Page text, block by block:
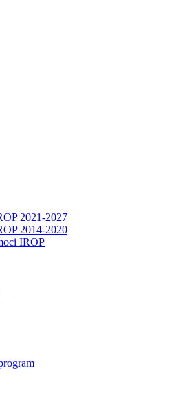
2021-2027
2014-2020
IROP